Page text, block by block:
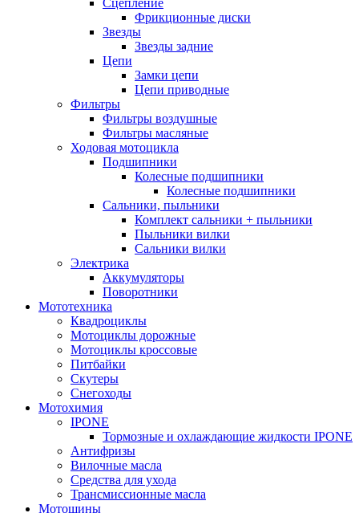
Cцепление
Фрикционные диски
Звезды
Звезды задние
Цепи
Замки цепи
Цепи приводные
Фильтры
Фильтры воздушные
Фильтры масляные
Ходовая мотоцикла
Подшипники
Колесные подшипники
Колесные подшипники
Сальники, пыльники
Комплект сальники + пыльники
Пыльники вилки
Сальники вилки
Электрика
Аккумуляторы
Поворотники
Мототехника
Квадроциклы
Мотоциклы дорожные
Мотоциклы кроссовые
Питбайки
Скутеры
Снегоходы
Мотохимия
IPONE
Тормозные и охлаждающие жидкости IPONE
Антифризы
Вилочные масла
Средства для ухода
Трансмиссионные масла
Мотошины